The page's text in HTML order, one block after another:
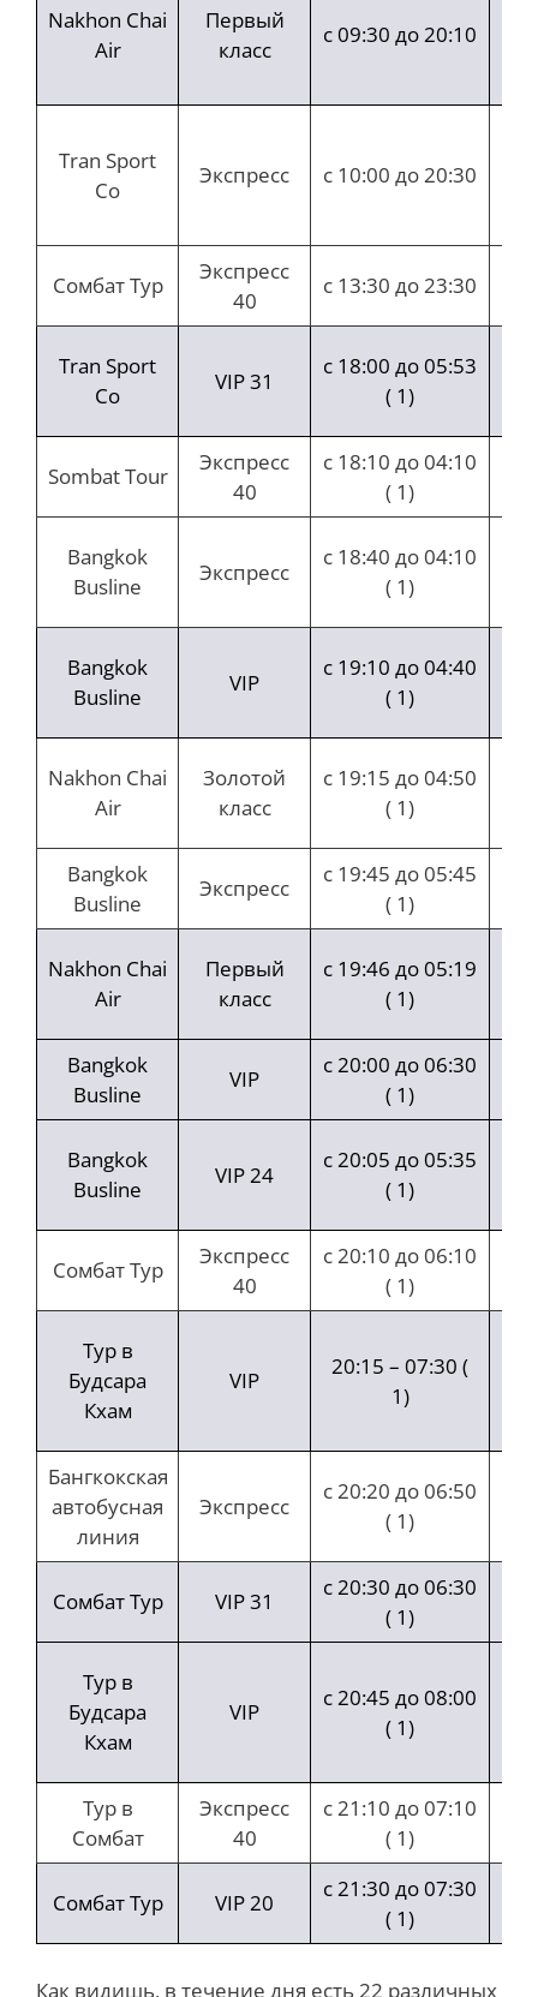
Nakhon Chai
Air
Первый
класс
с 09:30 до 20:10
Tran Sport
Co
Экспресс с 10:00 до 20:30
Сомбат Тур
Экспресс
40
с 13:30 до 23:30
Tran Sport
Co
VIP 31
с 18:00 до 05:53
( 1)
Sombat Tour
Экспресс
40
с 18:10 до 04:10
( 1)
Bangkok
Busline
Экспресс
с 18:40 до 04:10
( 1)
Bangkok
Busline
VIP
с 19:10 до 04:40
( 1)
Nakhon Chai
Air
Золотой
класс
с 19:15 до 04:50
( 1)
Bangkok
Busline
Экспресс
с 19:45 до 05:45
( 1)
Nakhon Chai
Air
Первый
класс
с 19:46 до 05:19
( 1)
Bangkok
Busline
VIP
с 20:00 до 06:30
( 1)
Bangkok
Busline
VIP 24
с 20:05 до 05:35
( 1)
Сомбат Тур
Экспресс
40
с 20:10 до 06:10
( 1)
Тур в
Будсара
Кхам
VIP
20:15 – 07:30 (
1)
Бангкокская
автобусная
линия
Экспресс
с 20:20 до 06:50
( 1)
Сомбат Тур VIP 31
с 20:30 до 06:30
( 1)
Тур в
Будсара
Кхам
VIP
с 20:45 до 08:00
( 1)
Тур в
Сомбат
Экспресс
40
с 21:10 до 07:10
( 1)
Сомбат Тур VIP 20
с 21:30 до 07:30
( 1)
Как видишь, в течение дня есть 22 различных